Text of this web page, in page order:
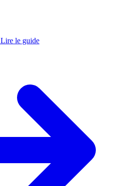
Lire le guide